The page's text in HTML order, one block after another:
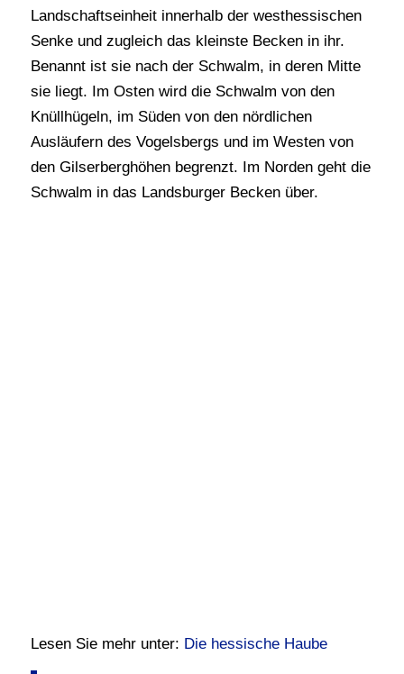
Landschaftseinheit innerhalb der westhessischen
Senke und zugleich das kleinste Becken in ihr.
Benannt ist sie nach der Schwalm, in deren Mitte
sie liegt. Im Osten wird die Schwalm von den
Knüllhügeln, im Süden von den nördlichen
Ausläufern des Vogelsbergs und im Westen von
den Gilserberghöhen begrenzt. Im Norden geht die
Schwalm in das Landsburger Becken über.
Lesen Sie mehr unter: Die hessische Haube